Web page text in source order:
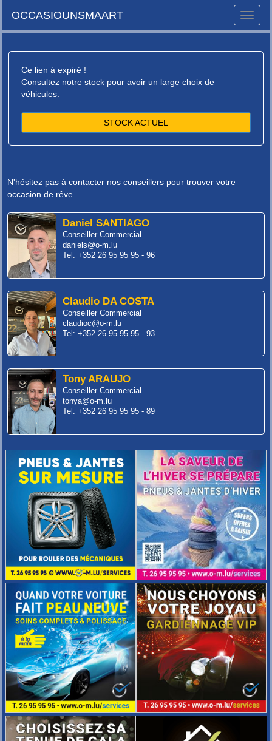
Toggle
OCCASIOUNSMAART
Ce lien à expiré !
Consultez notre stock pour avoir un large choix de
véhicules.
STOCK ACTUEL
N'hésitez pas à contacter nos conseillers pour trouver votre
occasion de rêve
Daniel SANTIAGO
Conseiller Commercial
daniels@o-m.lu
Tel: +352 26 95 95 95 - 96
Claudio DA COSTA
Conseiller Commercial
claudioc@o-m.lu
Tel: +352 26 95 95 95 - 93
Tony ARAUJO
Conseiller Commercial
tonya@o-m.lu
Tel: +352 26 95 95 95 - 89